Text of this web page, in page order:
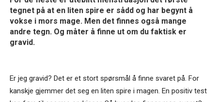
tegnet på at en liten spire er sådd og har begynt å
vokse i mors mage. Men det finnes også mange
andre tegn. Og måter å finne ut om du faktisk er
gravid.
Er jeg gravid? Det er et stort spørsmål å finne svaret på. For
kanskje gjemmer det seg en liten spire i magen. En positiv test